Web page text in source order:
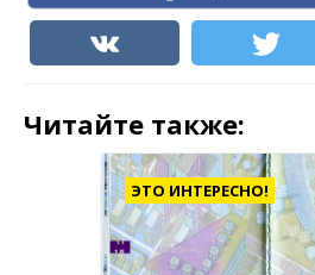
Читайте также:
ЭТО ИНТЕРЕСНО!